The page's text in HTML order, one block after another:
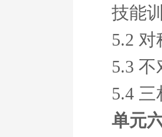
技能
5.2
5.3
5.4
单元